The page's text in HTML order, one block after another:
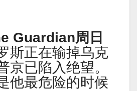
Guardian周日
斯正在输掉乌克
京已陷入绝望。
他最危险的时候